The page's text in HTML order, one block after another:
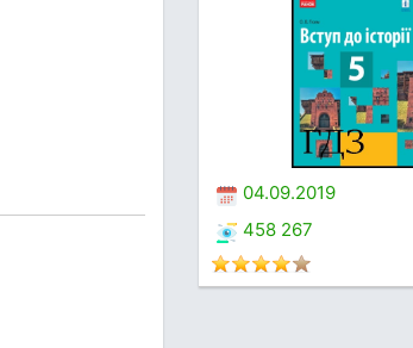
04.09.2019
458 267